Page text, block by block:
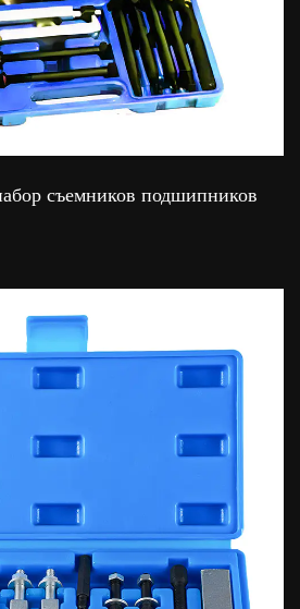
съемников подшипников